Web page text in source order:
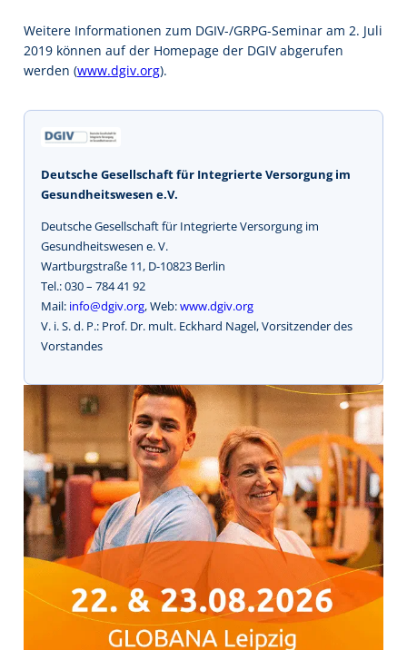
Weitere Informationen zum DGIV-/GRPG-Seminar am 2. Juli
2019 können auf der Homepage der DGIV abgerufen
werden (www.dgiv.org).
Deutsche Gesellschaft für Integrierte Versorgung im
Gesundheitswesen e.V.
Deutsche Gesellschaft für Integrierte Versorgung im
Gesundheitswesen e. V.
Wartburgstraße 11, D-10823 Berlin
Tel.: 030 – 784 41 92
Mail: info@dgiv.org, Web:www.dgiv.org
V. i. S. d. P.: Prof. Dr. mult. Eckhard Nagel, Vorsitzender des
Vorstandes